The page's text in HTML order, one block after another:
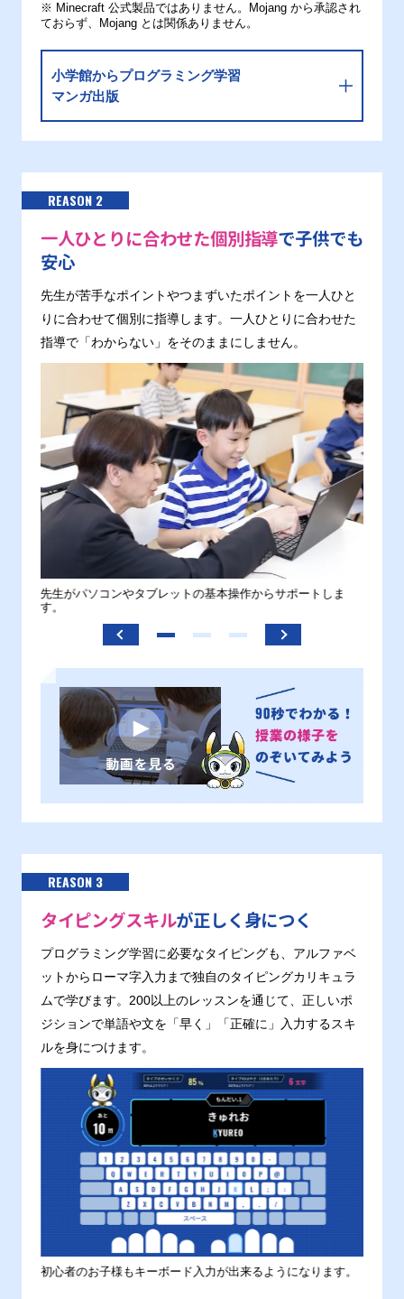
※ Minecraft 公式製品ではありません。Mojang から承認され
ておらず、Mojang とは関係ありません。
小学館からプログラミング学習
マンガ出版
REASON 2
一人ひとりに合わせた個別指導で子供でも
安心
先生が苦手なポイントやつまずいたポイントを一人ひと
りに合わせて個別に指導します。一人ひとりに合わせた
指導で「わからない」をそのままにしません。
先生がパソコンやタブレットの基本操作からサポートしま
す。
REASON 3
タイピングスキルが正しく身につく
プログラミング学習に必要なタイピングも、アルファベ
ットからローマ字入力まで独自のタイピングカリキュラ
ムで学びます。200以上のレッスンを通じて、正しいポ
ジションで単語や文を「早く」「正確に」入力するスキ
ルを身につけます。
初心者のお子様もキーボード入力が出来るようになります。